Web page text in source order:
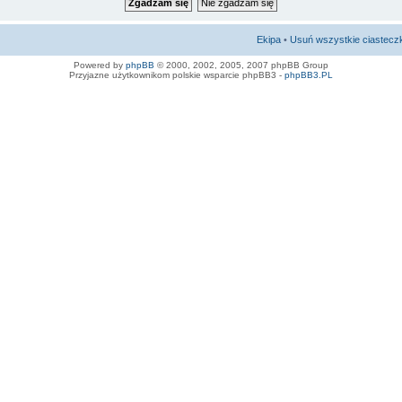
Ekipa • Usuń wszystkie
Powered by phpBB © 2000, 2002, 2005, 2007 phpBB Group
Przyjazne użytkownikom polskie wsparcie phpBB3 - phpBB3.PL